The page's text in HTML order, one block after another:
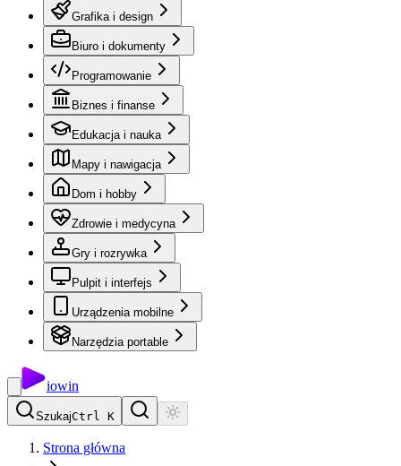
Grafika i design
Biuro i dokumenty
Programowanie
Biznes i finanse
Edukacja i nauka
Mapy i nawigacja
Dom i hobby
Zdrowie i medycyna
Gry i rozrywka
Pulpit i interfejs
Urządzenia mobilne
Narzędzia portable
iowin
SzukajCtrl K
Strona główna